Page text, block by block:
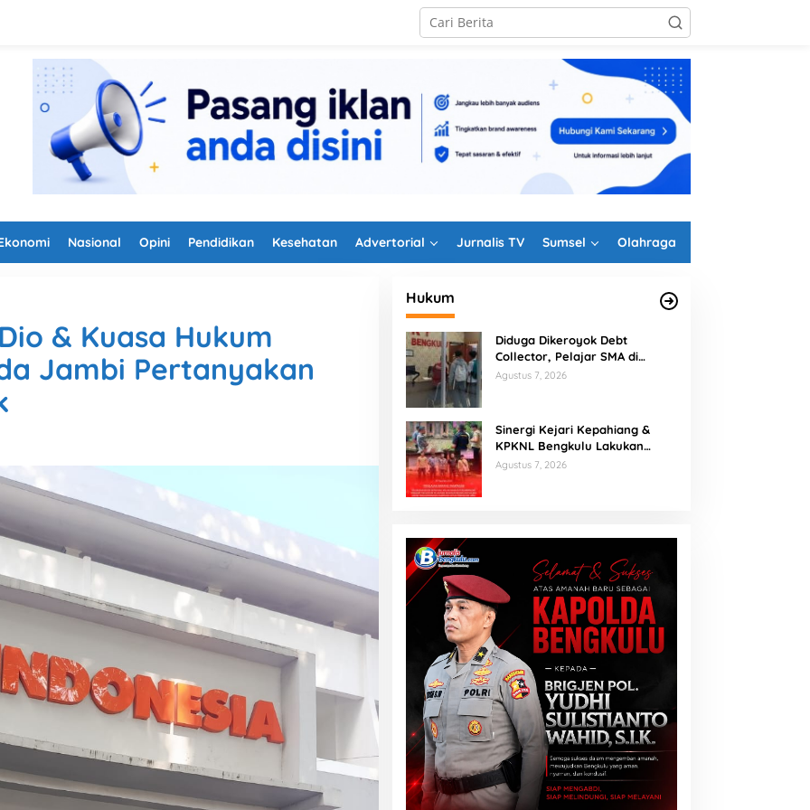
Nasional Opini Pendidikan Kesehatan Advertorial Jurnalis TV Sumsel Olahraga
& Kuasa Hukum
Jambi Pertanyakan
Hukum
Diduga Dikeroyok Debt
Collector, Pelajar SMA di
Bengkulu Tempuh Jalur Hukum
Agustus 7, 2026
Sinergi Kejari Kepahiang &
KPKNL Bengkulu Lakukan
Penilaian Barang Rampasan
Agustus 7, 2026